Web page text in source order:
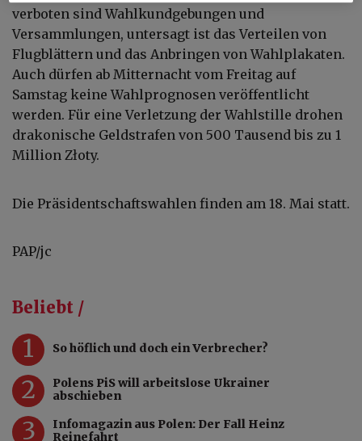
verboten sind Wahlkundgebungen und
Versammlungen, untersagt ist das Verteilen von
Flugblättern und das Anbringen von Wahlplakaten.
Auch dürfen ab Mitternacht vom Freitag auf
Samstag keine Wahlprognosen veröffentlicht
werden. Für eine Verletzung der Wahlstille drohen
drakonische Geldstrafen von 500 Tausend bis zu 1
Million Złoty.
Die Präsidentschaftswahlen finden am 18. Mai statt.
PAP/jc
Beliebt /
1 So höflich und doch ein Verbrecher?
2
Polens PiS will arbeitslose Ukrainer
abschieben
3
Infomagazin aus Polen: Der Fall Heinz
Reinefahrt